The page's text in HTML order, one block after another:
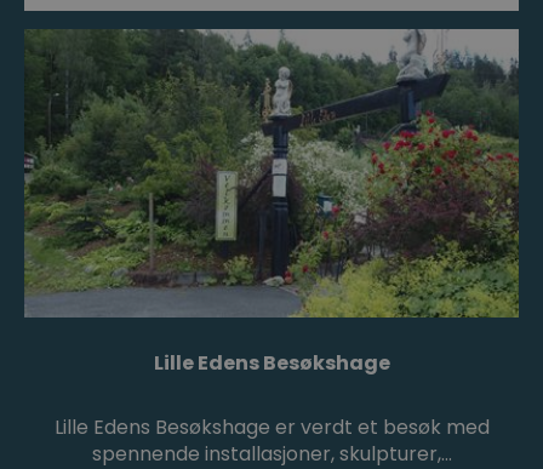
Lille Edens Besøkshage
Lille Edens Besøkshage er verdt et besøk med
spennende installasjoner, skulpturer,…